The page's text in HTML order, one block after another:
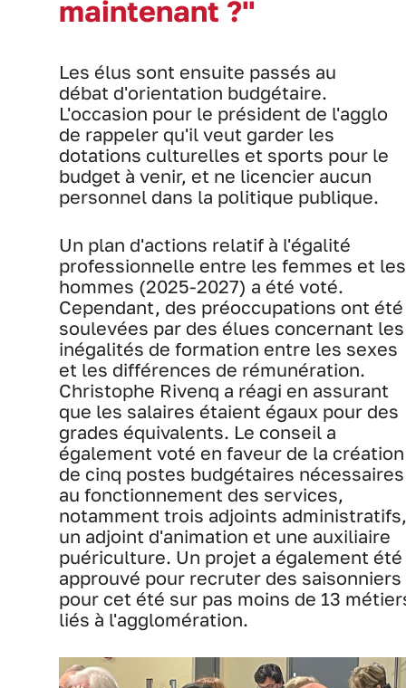
maintenant ?"
Les élus sont ensuite passés au
débat d'orientation budgétaire.
L'occasion pour le président de l'agglo
de rappeler qu'il veut garder les
dotations culturelles et sports pour le
budget à venir, et ne licencier aucun
personnel dans la politique publique.
Un plan d'actions relatif à l'égalité
professionnelle entre les femmes et les
hommes (2025-2027) a été voté.
Cependant, des préoccupations ont été
soulevées par des élues concernant les
inégalités de formation entre les sexes
et les différences de rémunération.
Christophe Rivenq a réagi en assurant
que les salaires étaient égaux pour des
grades équivalents. Le conseil a
également voté en faveur de la création
de cinq postes budgétaires nécessaires
au fonctionnement des services,
notamment trois adjoints administratifs,
un adjoint d'animation et une auxiliaire
puériculture. Un projet a également été
approuvé pour recruter des saisonniers
pour cet été sur pas moins de 13
liés à l'agglomération.